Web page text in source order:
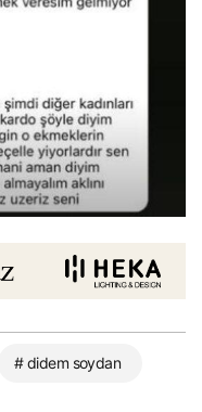
# didem soydan